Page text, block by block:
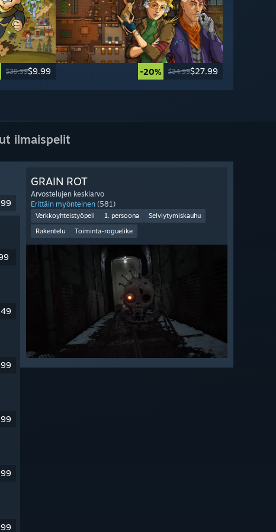
$39.99$9.99 -20% $34.99$27.99
ilmaispelit
GRAIN ROT
Arvostelujen keskiarvo
Erittäin myönteinen (581)
Verkkoyhteistyöpeli 1. persoona
Selviytymiskauhu
Rakentelu
Toiminta-roguelike